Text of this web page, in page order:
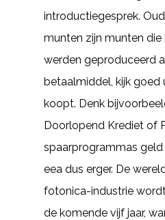
introductiegesprek.
munten zijn munten die
werden geproduceerd
betaalmiddel, kijk goed
koopt. Denk
Doorlopend Krediet of
spaarprogrammas
eea dus erger. De
fotonica-industrie
de komende vijf jaar,